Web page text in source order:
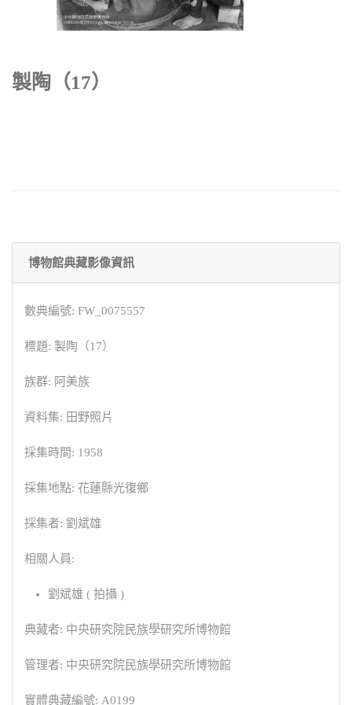
製陶（17）
博物館典藏影像資訊
數典編號: FW_0075557
標題: 製陶（17）
族群: 阿美族
資料集: 田野照片
採集時間: 1958
採集地點: 花蓮縣光復鄉
採集者: 劉斌雄
相關人員:
劉斌雄 ( 拍攝 )
典藏者: 中央研究院民族學研究所博物館
管理者: 中央研究院民族學研究所博物館
實體典藏編號: A0199